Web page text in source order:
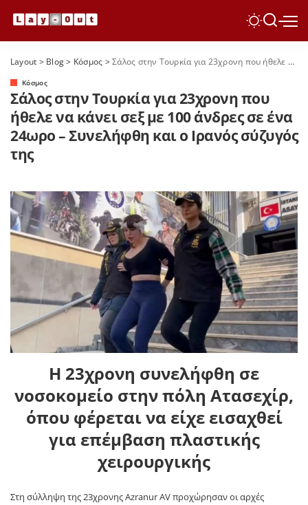
Layout > Blog> Κόσμος >Σάλος στην Τουρκία για 23χρονη που ήθελε να κάνει σεξ με 100 άνδρες σε ένα 24ωρο – Συνελήφθη και ο Ιρανός σύζυγός της
Κόσμος
Σάλος στην Τουρκία για 23χρονη που
ήθελε να κάνει σεξ με 100 άνδρες σε ένα
24ωρο – Συνελήφθη και ο Ιρανός σύζυγός
της
Η 23χρονη συνελήφθη σε
νοσοκομείο στην πόλη Ατασεχίρ,
όπου φέρεται να είχε εισαχθεί
για επέμβαση πλαστικής
χειρουργικής
Στη σύλληψη της 23χρονης Azranur AV προχώρησαν οι αρχές